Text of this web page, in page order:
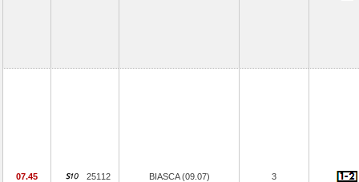
07.45 25112 BIASCA (09.07) 3